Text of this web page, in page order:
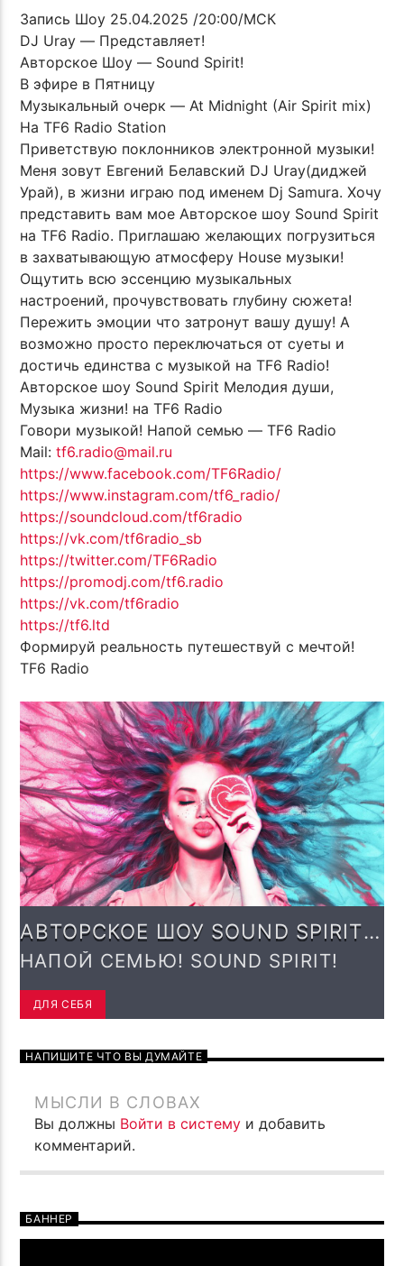
Запись Шоу 25.04.2025 /20:00/МСК
DJ Uray — Представляет!
Авторское Шоу — Sound Spirit!
В эфире в Пятницу
Музыкальный очерк — At Midnight (Air Spirit mix)
На TF6 Radio Station
Приветствую поклонников электронной музыки!
Меня зовут Евгений Белавский DJ Uray(диджей
Урай), в жизни играю под именем Dj Samura. Хочу
представить вам мое Авторское шоу Sound Spirit
на TF6 Radio. Приглашаю желающих погрузиться
в захватывающую атмосферу House музыки!
Ощутить всю эссенцию музыкальных
настроений, прочувствовать глубину сюжета!
Пережить эмоции что затронут вашу душу! А
возможно просто переключаться от суеты и
достичь единства с музыкой на TF6 Radio!
Авторское шоу Sound Spirit Мелодия души,
Музыка жизни! на TF6 Radio
Говори музыкой! Напой семью — TF6 Radio
Mail:tf6.radio@mail.ru
https://www.facebook.com/TF6Radio/
https://www.instagram.com/tf6_radio/
https://soundcloud.com/tf6radio
https://vk.com/tf6radio_sb
https://twitter.com/TF6Radio
https://promodj.com/tf6.radio
https://vk.com/tf6radio
https://tf6.ltd
Формируй реальность путешествуй с мечтой!
TF6 Radio
АВТОРСКОЕ ШОУ SOUND SPIRIT
С ЕВГЕНИЕМ БЕЛАВСКИМ (DJ
URAY)
НАПОЙ СЕМЬЮ! SOUND SPIRIT!
ДЛЯ СЕБЯ
НАПИШИТЕ ЧТО ВЫ ДУМАЙТЕ
МЫСЛИ В СЛОВАХ
Вы должны Войти в систему и добавить
комментарий.
БАННЕР